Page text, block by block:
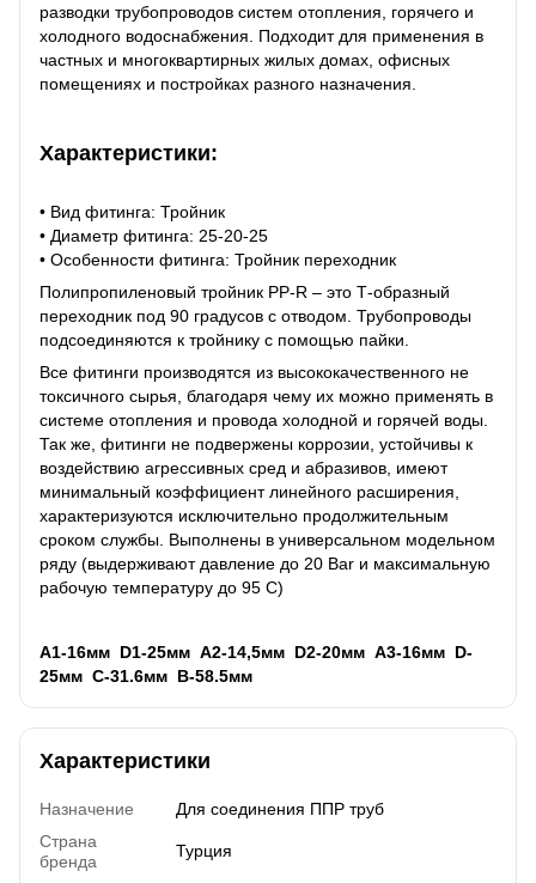
разводки трубопроводов систем отопления, горячего и
холодного водоснабжения. Подходит для применения в
частных и многоквартирных жилых домах, офисных
помещениях и постройках разного назначения.
Характеристики:
• Вид фитинга: Тройник
• Диаметр фитинга: 25-20-25
• Особенности фитинга: Тройник переходник
Полипропиленовый тройник PP-R – это Т-образный
переходник под 90 градусов с отводом. Трубопроводы
подсоединяются к тройнику с помощью пайки.
Все фитинги производятся из высококачественного не
токсичного сырья, благодаря чему их можно применять в
системе отопления и провода холодной и горячей воды.
Так же, фитинги не подвержены коррозии, устойчивы к
воздействию агрессивных сред и абразивов, имеют
минимальный коэффициент линейного расширения,
характеризуются исключительно продолжительным
сроком службы. Выполнены в универсальном модельном
ряду (выдерживают давление до 20 Bar и максимальную
рабочую температуру до 95 C)
А1-16мм D1-25мм А2-14,5мм D2-20мм А3-16мм D-
25мм C-31.6мм B-58.5мм
Характеристики
Назначение
Для соединения ППР труб
Страна
бренда
Турция